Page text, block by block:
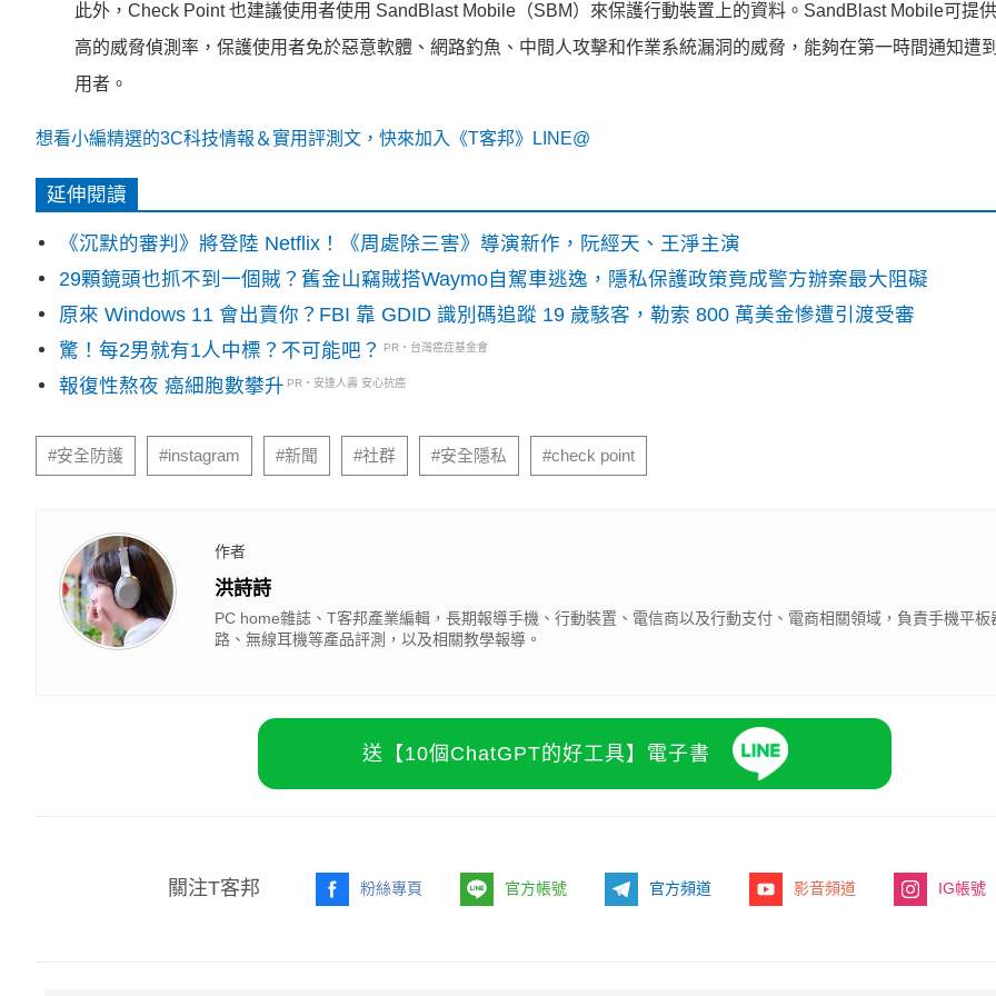
此外，Check Point 也建議使用者使用 SandBlast Mobile（SBM）來保護行動裝置上的資料。SandBlast Mobile可提
高的威脅偵測率，保護使用者免於惡意軟體、網路釣魚、中間人攻擊和作業系統漏洞的威脅，能夠在第一時間通知遭
用者。
想看小編精選的3C科技情報＆實用評測文，快來加入《T客邦》LINE@
延伸閱讀
《沉默的審判》將登陸 Netflix！《周處除三害》導演新作，阮經天、王淨主演
29顆鏡頭也抓不到一個賊？舊金山竊賊搭Waymo自駕車逃逸，隱私保護政策竟成警方辦案最大阻礙
原來 Windows 11 會出賣你？FBI 靠 GDID 識別碼追蹤 19 歲駭客，勒索 800 萬美金慘遭引渡受審
驚！每2男就有1人中標？不可能吧？
PR・台灣癌症基金會
報復性熬夜 癌細胞數攀升 PR・安達人壽 安心抗癌
#安全防護 #instagram #新聞 #社群 #安全隱私 #check point
作者
洪詩詩
PC home雜誌、T客邦產業編輯，長期報導手機、行動裝置、電信商以及行動支付、電商相關領域，負責手機平板
路、無線耳機等產品評測，以及相關教學報導。
送【10個ChatGPT的好工具】電子書
關注T客邦 粉絲專頁 官方帳號 官方頻道 影音頻道 IG帳號